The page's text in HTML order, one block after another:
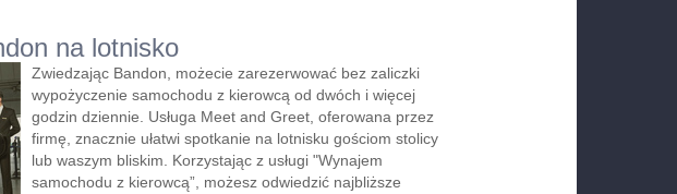
na lotnisko
Zwiedzając Bandon, możecie zarezerwować bez zaliczki
wypożyczenie samochodu z kierowcą od dwóch i więcej
godzin dziennie. Usługa Meet and Greet, oferowana przez
firmę, znacznie ułatwi spotkanie na lotnisku gościom stolicy
lub waszym bliskim. Korzystając z usługi "Wynajem
samochodu z kierowcą”, możesz odwiedzić najbliższe